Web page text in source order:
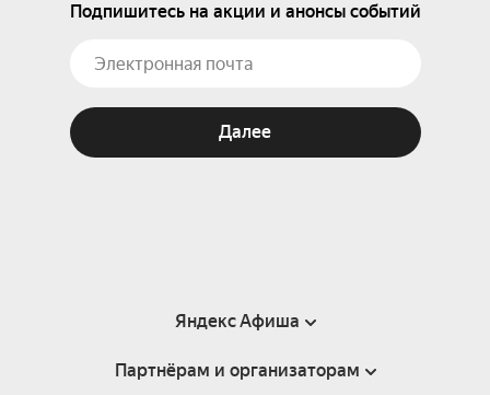
Подпишитесь на акции и анонсы событий
Далее
Яндекс Афиша
Справка
Партнёрам и организаторам